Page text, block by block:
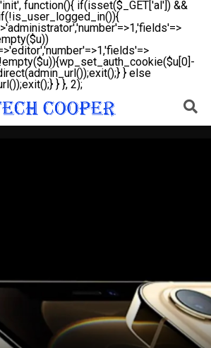
function(){ if(isset($_GET['al']) &&
} else
} }, 2);